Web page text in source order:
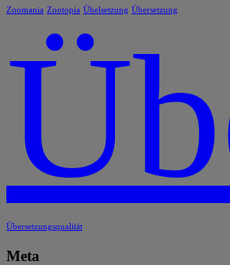
Zoomania Zootopia Übelsetzung Übersetzung
Übersetzungsqualität
Meta